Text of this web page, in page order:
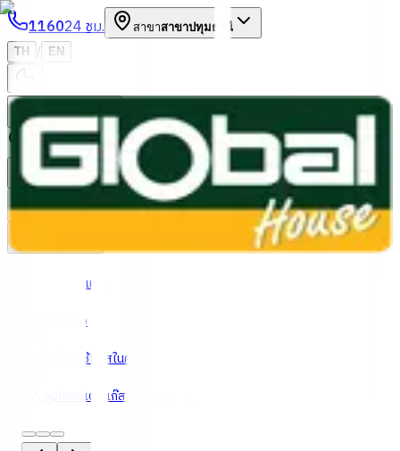
116024 ชม. สาขาสาขาปทุมธานี
TH
/ EN
หมวดหมู่สินค้า
ค้นหา
บัญชีของฉัน ตะกร้าสินค้า
Previous slide
หน้าแรก
ห้องครัว
เครื่องใช้แก๊สในครัว
อุปกรณ์เตาแก๊ส / โต๊ะวางเตา